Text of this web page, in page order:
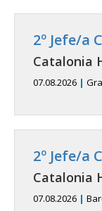
2º Jefe/a
Catalonia
07.08.2026 |
2º Jefe/a
Catalonia
07.08.2026 |